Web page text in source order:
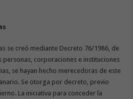
se creó mediante Decreto 76/1986, de
personas, corporaciones e instituciones
se hayan hecho merecedoras de este
Se otorga por decreto, previo
La iniciativa para conceder la